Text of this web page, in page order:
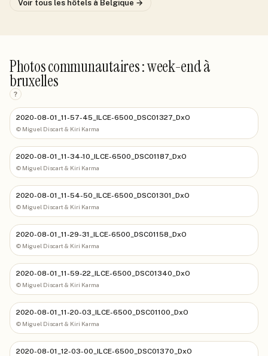
Voir tous les hôtels à Belgique →
Photos communautaires : week-end à
bruxelles
?
2020-08-01_11-57-45_ILCE-6500_DSC01327_DxO
© Miguel Discart & Kiri Karma
2020-08-01_11-34-10_ILCE-6500_DSC01187_DxO
© Miguel Discart & Kiri Karma
2020-08-01_11-54-50_ILCE-6500_DSC01301_DxO
© Miguel Discart & Kiri Karma
2020-08-01_11-29-31_ILCE-6500_DSC01158_DxO
© Miguel Discart & Kiri Karma
2020-08-01_11-59-22_ILCE-6500_DSC01340_DxO
© Miguel Discart & Kiri Karma
2020-08-01_11-20-03_ILCE-6500_DSC01100_DxO
© Miguel Discart & Kiri Karma
2020-08-01_12-03-00_ILCE-6500_DSC01370_DxO